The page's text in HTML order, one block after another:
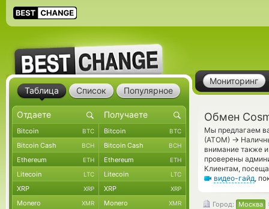
Мониторинг
Обмен
Мы предлагаем
(ATOM) →
внимание также
проверены
Клиентам,
видео-гайд,
Город: Москва
Таблица Список Популярное
Bitcoin BTC Bitcoin BTC
Bitcoin Cash BCH Bitcoin Cash BCH
Ethereum ETH Ethereum ETH
Litecoin LTC Litecoin LTC
XRP XRP XRP XRP
Monero XMR Monero XMR